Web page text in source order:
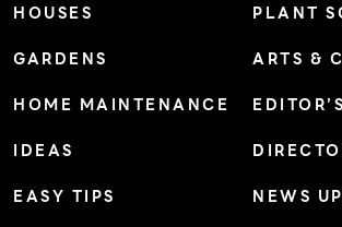
HOUSES
GARDENS
HOME MAINTENANCE
IDEAS
EASY TIPS
PLANT
ARTS &
NEWS